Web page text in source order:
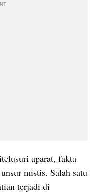
aparat, fakta
mistis. Salah satu
terjadi di